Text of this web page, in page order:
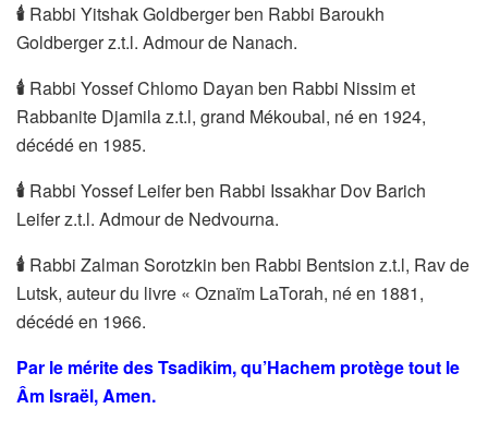
🕯 Rabbi Yitshak Goldberger ben Rabbi Baroukh
Goldberger z.t.l. Admour de Nanach.
🕯 Rabbi Yossef Chlomo Dayan ben Rabbi Nissim et
Rabbanite Djamila z.t.l, grand Mékoubal, né en 1924,
décédé en 1985.
🕯 Rabbi Yossef Leifer ben Rabbi Issakhar Dov Barich
Leifer z.t.l. Admour de Nedvourna.
🕯 Rabbi Zalman Sorotzkin ben Rabbi Bentsion z.t.l, Rav de
Lutsk, auteur du livre « Oznaïm LaTorah, né en 1881,
décédé en 1966.
Par le mérite des Tsadikim, qu’Hachem protège tout le
Âm Israël, Amen.